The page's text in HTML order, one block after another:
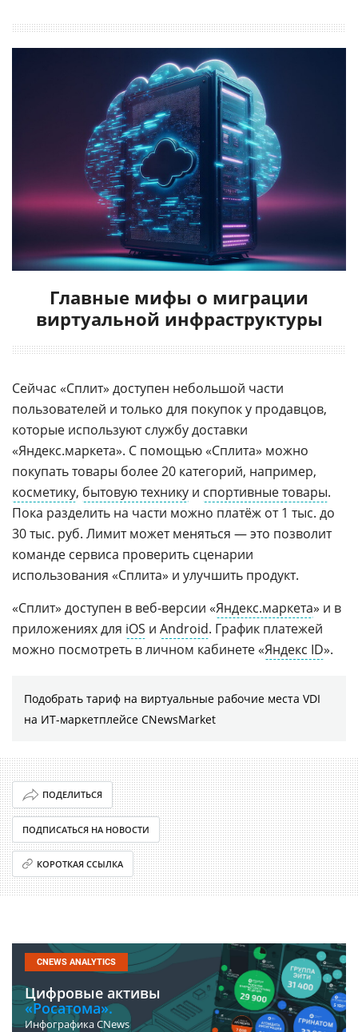
Главные мифы о миграции
виртуальной инфраструктуры
Сейчас «Сплит» доступен небольшой части
пользователей и только для покупок у продавцов,
которые используют службу доставки
«Яндекс.маркета». С помощью «Сплита» можно
покупать товары более 20 категорий, например,
косметику, бытовую технику и спортивные товары.
Пока разделить на части можно платёж от 1 тыс. до
30 тыс. руб. Лимит может меняться — это позволит
команде сервиса проверить сценарии
использования «Сплита» и улучшить продукт.
«Сплит» доступен в веб-версии «Яндекс.маркета» и в
приложениях для iOS и Android. График платежей
можно посмотреть в личном кабинете «Яндекс ID».
Подобрать тариф на виртуальные рабочие места VDI
на ИТ-маркетплейсе CNewsMarket
ПОДЕЛИТЬСЯ
ПОДПИСАТЬСЯ НА НОВОСТИ
КОРОТКАЯ ССЫЛКА
CNEWS ANALYTICS
Цифровые активы
«Росатома».
Инфографика CNews